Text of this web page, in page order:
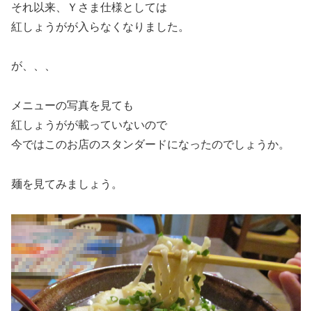
それ以来、Ｙさま仕様としては
紅しょうがが入らなくなりました。
が、、、
メニューの写真を見ても
紅しょうがが載っていないので
今ではこのお店のスタンダードになったのでしょうか。
麺を見てみましょう。